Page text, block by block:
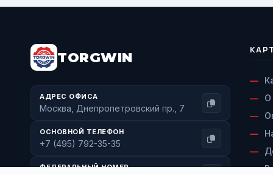
TORGWIN
АДРЕС ОФИСА
Москва, Днепропетровский пр., 7
ОСНОВНОЙ ТЕЛЕФОН
+7 (495) 792-35-35
ФЕДЕРАЛЬНЫЙ НОМЕР
О